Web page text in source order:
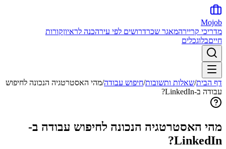
Mojob
מדריכי קריירהמאגר שכרדרושים לפי עירהכנה לראיוןקורות
חייםבלוגכלים
דף הבית/שאלות ותשובות/חיפוש עבודה/מהי האסטרטגיה הנכונה לחיפוש
עבודה ב-LinkedIn?
מהי האסטרטגיה הנכונה לחיפוש עבודה ב-
LinkedIn?